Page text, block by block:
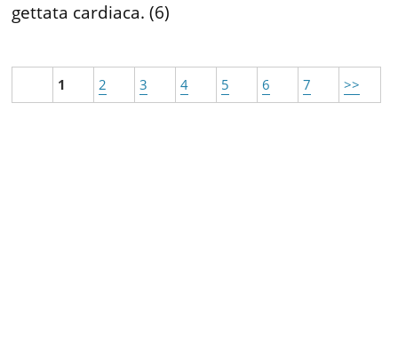
gettata cardiaca. (6)
1 2 3 4 5 6 7 >>